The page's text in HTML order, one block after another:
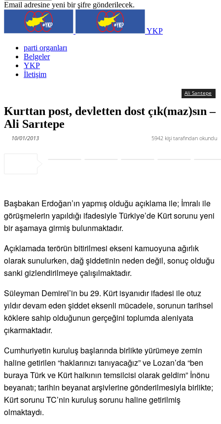
Email adresine yeni bir şifre gönderilecek.
YKP
parti organları
Belgeler
YKP
İletişim
Ali Sarıtepe
Kurttan post, devletten dost çık(maz)sın –
Ali Sarıtepe
5942 kişi tarafından okundu
10/01/2013
Başbakan Erdoğan’ın yapmış olduğu açıklama ile; İmralı ile
görüşmelerin yapıldığı ifadesiyle Türkiye’de Kürt sorunu yeni
bir aşamaya girmiş bulunmaktadır.
Açıklamada terörün bitirilmesi ekseni kamuoyuna ağırlık
olarak sunulurken, dağ şiddetinin neden değil, sonuç olduğu
sanki gizlendirilmeye çalışılmaktadır.
Süleyman Demirel’in bu 29. Kürt isyanıdır ifadesi ile otuz
yıldır devam eden şiddet eksenli mücadele, sorunun tarihsel
köklere sahip olduğunun gerçeğini toplumda aleniyata
çıkarmaktadır.
Cumhuriyetin kuruluş başlarında birlikte yürümeye zemin
haline getirilen “haklarınızı tanıyacağız” ve Lozan’da “ben
buraya Türk ve Kürt halkının temsilcisi olarak geldim” İnönu
beyanatı; tarihin beyanat arşivlerine gönderilmesiyla birlikte;
Kürt sorunu TC’nin kuruluş sorunu haline getirilmiş
olmaktaydı.